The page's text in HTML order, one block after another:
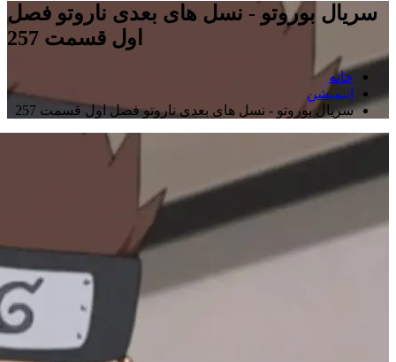
سریال بوروتو - نسل های بعدی ناروتو فصل
اول قسمت 257
خانه
انیمیشن
سریال بوروتو - نسل های بعدی ناروتو فصل اول قسمت 257